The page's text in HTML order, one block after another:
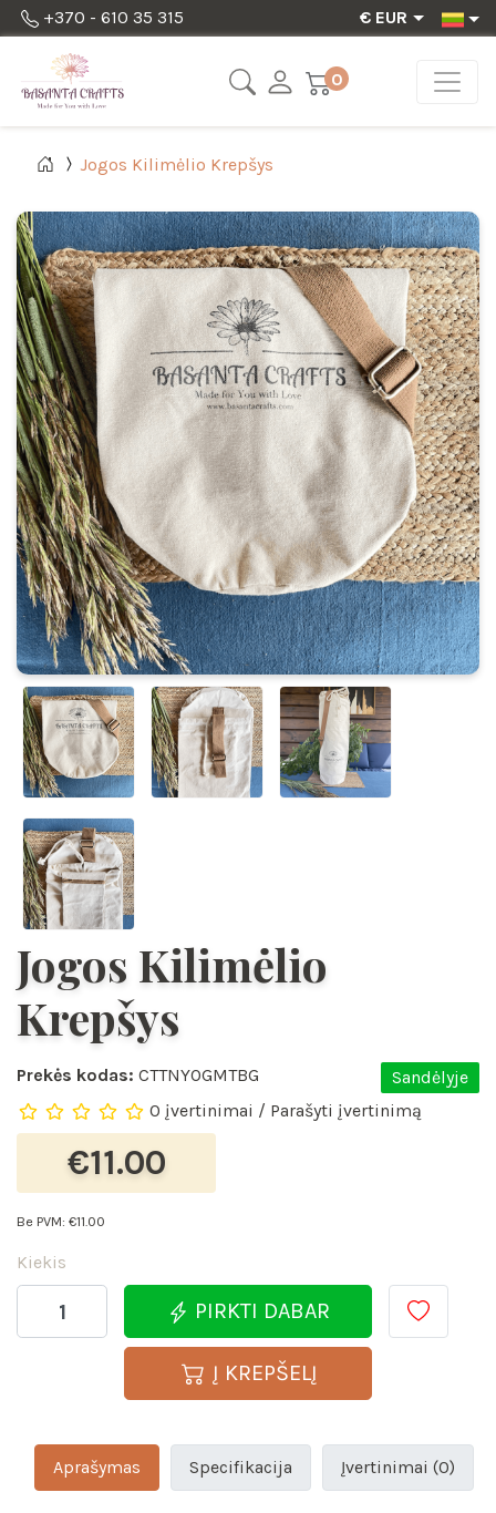
+370 - 610 35 315 € EUR
0
Jogos Kilimėlio Krepšys
Jogos Kilimėlio
Krepšys
Prekės kodas: CTTNYOGMTBG
Sandėlyje
0 įvertinimai / Parašyti įvertinimą
€11.00
Be PVM: €11.00
Kiekis
PIRKTI DABAR
Į KREPŠELĮ
Aprašymas Specifikacija Įvertinimai (0)